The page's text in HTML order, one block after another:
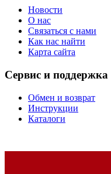
Новости
О нас
Связаться с нами
Как нас найти
Карта сайта
Сервис и поддержка
Обмен и возврат
Инструкции
Каталоги